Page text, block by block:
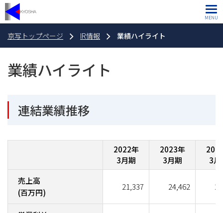
京写トップページ IR情報 業績ハイライト
業績ハイライト
連結業績推移
2022年
3月期
2023年
3月期
3月
売上高
(百万円)
21,337 24,462
MENU